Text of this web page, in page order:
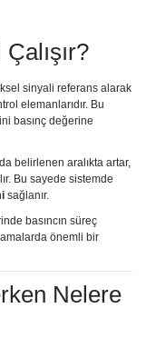
sinyali referans alarak
elemanlarıdır. Bu
basınç değerine
belirlenen aralıkta artar,
Bu sayede sistemde
sağlanır.
basıncın süreç
önemli bir
Nelere